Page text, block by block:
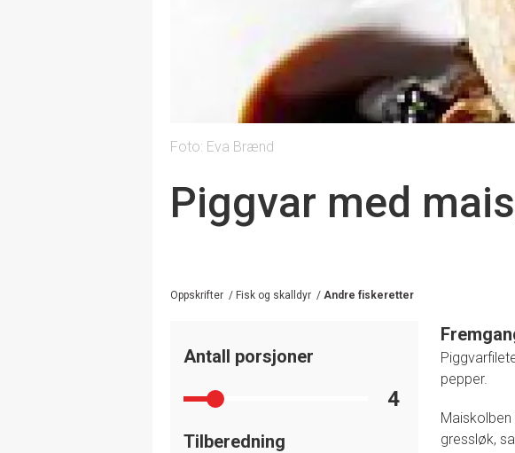
Foto: Eva Brænd
Piggvar med
Oppskrifter / Fisk og skalldyr / Andre fiskeretter
Antall porsjoner
4
Tilberedning
pepper.
gressløk,